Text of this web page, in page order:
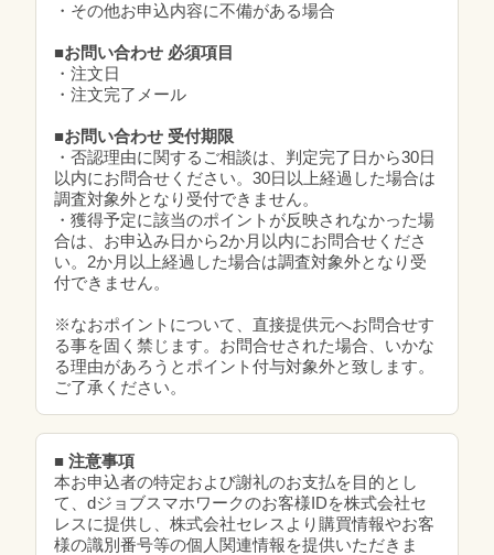
・その他お申込内容に不備がある場合
■お問い合わせ 必須項目
・注文日
・注文完了メール
■お問い合わせ 受付期限
・否認理由に関するご相談は、判定完了日から30日
以内にお問合せください。30日以上経過した場合は
調査対象外となり受付できません。
・獲得予定に該当のポイントが反映されなかった場
合は、お申込み日から2か月以内にお問合せくださ
い。2か月以上経過した場合は調査対象外となり受
付できません。
※なおポイントについて、直接提供元へお問合せす
る事を固く禁じます。お問合せされた場合、いかな
る理由があろうとポイント付与対象外と致します。
ご了承ください。
■ 注意事項
本お申込者の特定および謝礼のお支払を目的とし
て、dジョブスマホワークのお客様IDを株式会社セ
レスに提供し、株式会社セレスより購買情報やお客
様の識別番号等の個人関連情報を提供いただきま